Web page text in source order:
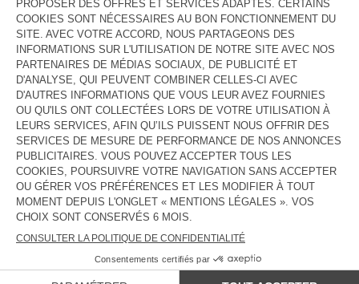
Mercredi
10:00 - 19:00
Jeudi
10:00 - 19:00
Vendredi
10:00 - 19:00
Samedi
10:00 - 19:30
Dimanche
Fermé
CONTACT
Tél. :(+33) 05 59 24 17 11
E-mail :contact@americanvintage-store.com
LANGUE :